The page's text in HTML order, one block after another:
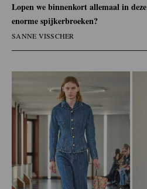
Lopen we binnenkort allemaal in deze
enorme spijkerbroeken?
SANNE VISSCHER